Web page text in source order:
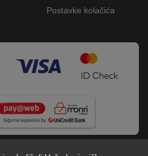
Postavke kolačića